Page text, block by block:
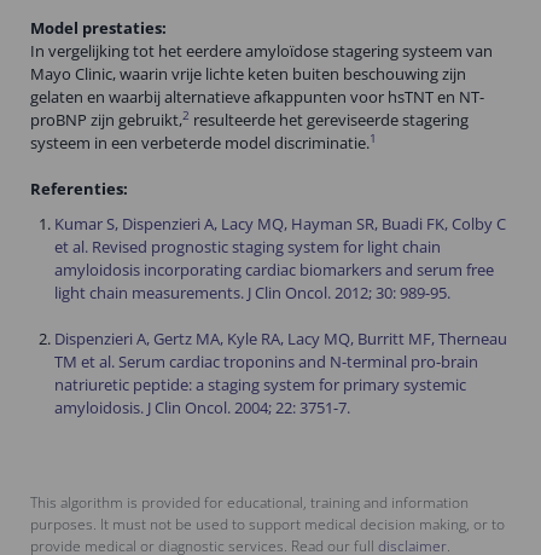
Model prestaties:
In vergelijking tot het eerdere amyloïdose stagering systeem van
Mayo Clinic, waarin vrije lichte keten buiten beschouwing zijn
gelaten en waarbij alternatieve afkappunten voor hsTNT en NT-
proBNP zijn gebruikt,2 resulteerde het gereviseerde stagering
systeem in een verbeterde model discriminatie.1
Referenties:
Kumar S, Dispenzieri A, Lacy MQ, Hayman SR, Buadi FK, Colby C
et al. Revised prognostic staging system for light chain
amyloidosis incorporating cardiac biomarkers and serum free
light chain measurements. J Clin Oncol. 2012; 30: 989-95.
Dispenzieri A, Gertz MA, Kyle RA, Lacy MQ, Burritt MF, Therneau
TM et al. Serum cardiac troponins and N-terminal pro-brain
natriuretic peptide: a staging system for primary systemic
amyloidosis. J Clin Oncol. 2004; 22: 3751-7.
This algorithm is provided for educational, training and information
purposes. It must not be used to support medical decision making, or to
provide medical or diagnostic services. Read our full disclaimer.